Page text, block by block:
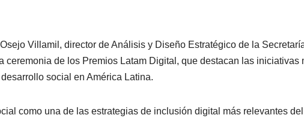
Villamil, director de Análisis y Diseño Estratégico de la
ceremonia de los Premios Latam Digital, que destacan las iniciativas
social en América Latina.
como una de las estrategias de inclusión digital más relevantes del